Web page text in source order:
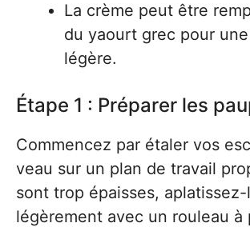
La crème peut être
du yaourt grec pour
légère.
Étape 1 : Préparer les
Commencez par étaler vos
veau sur un plan de travail
sont trop épaisses,
légèrement avec un rouleau à